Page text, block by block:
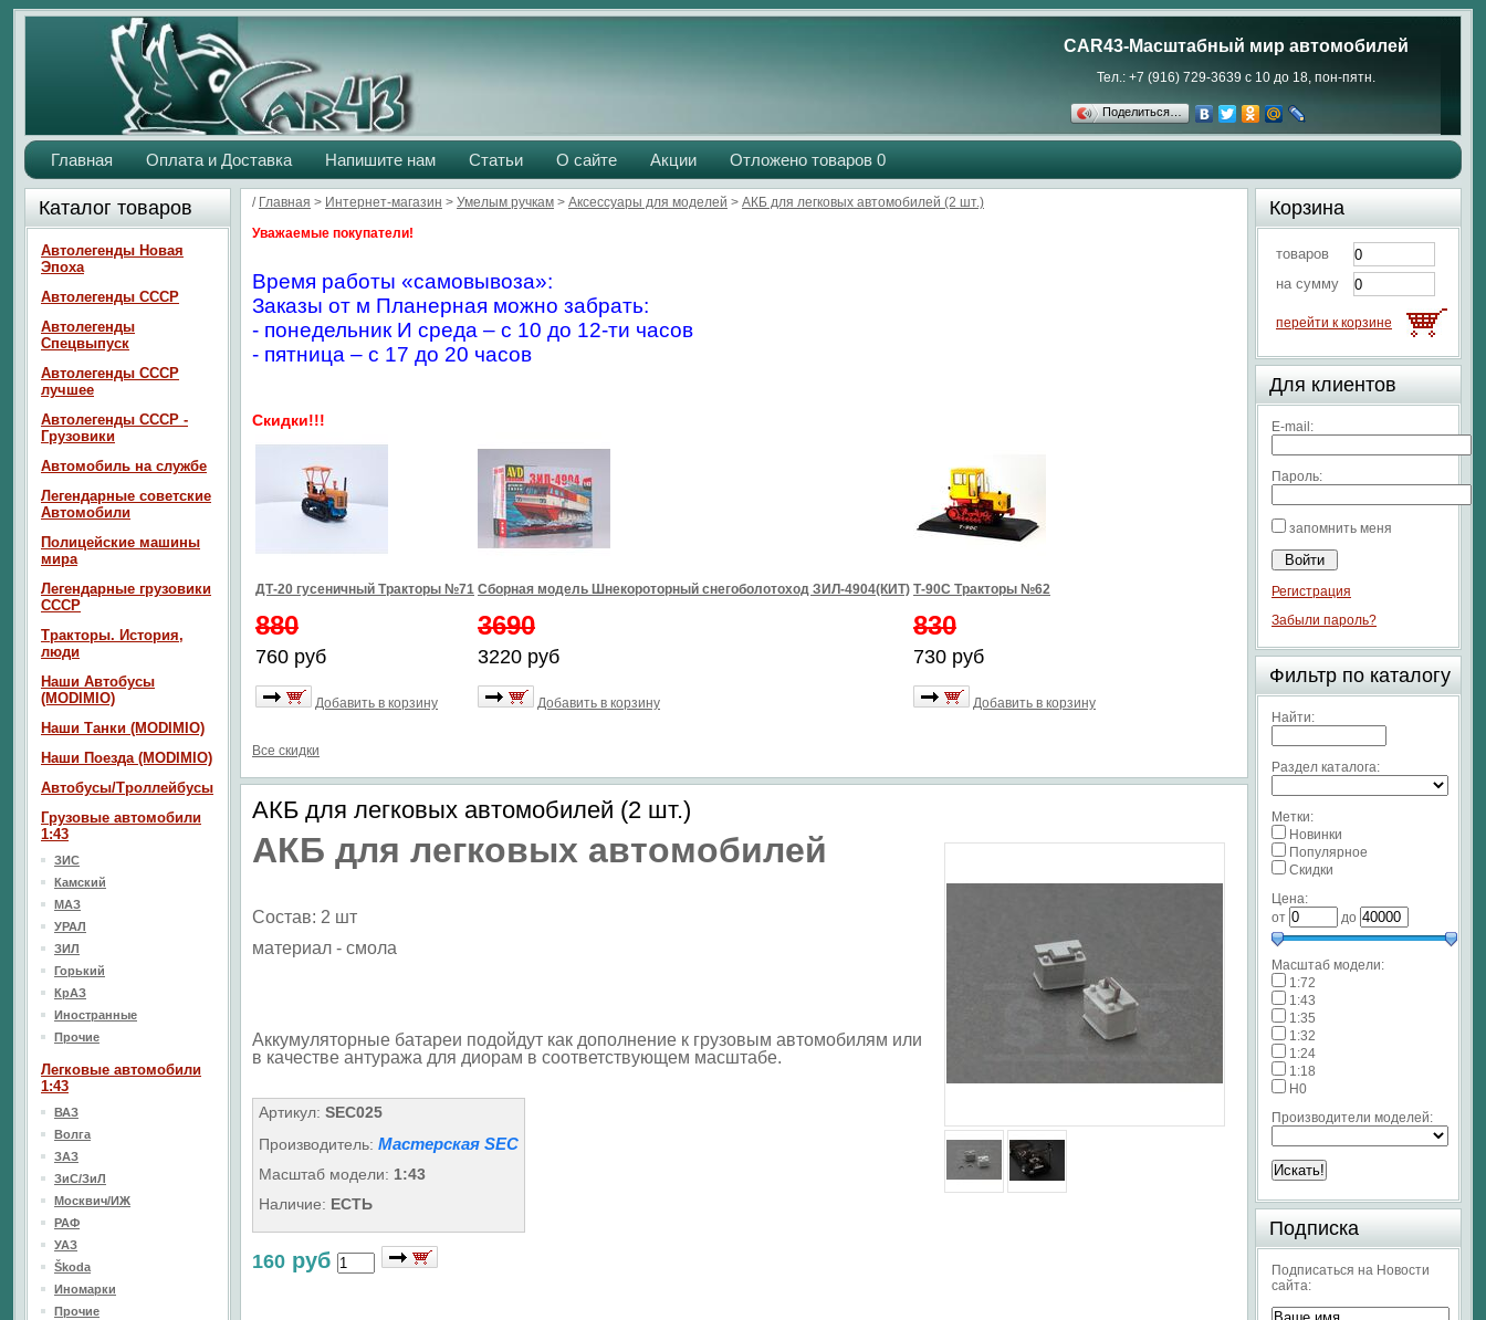
CAR43-Масштабный мир автомобилей
Тел.: +7 (916) 729-3639 с 10 до 18, пон-пятн.
Поделиться…
Главная Оплата и Доставка Напишите нам Статьи О сайте Акции Отложено товаров 0
/ Главная > Интернет-магазин > Умелым ручкам > Аксессуары для моделей > АКБ для легковых автомобилей (2 шт.)
Уважаемые покупатели!
Время работы «самовывоза»:
Заказы от м Планерная можно забрать:
- понедельник И среда – с 10 до 12-ти часов
- пятница – с 17 до 20 часов
Скидки!!!
ДТ-20 гусеничный Тракторы №71
880
760 руб
Добавить в корзину
Сборная модель Шнекороторный снегоболотоход ЗИЛ-4904(КИТ)
3690
3220 руб
Добавить в корзину
Т-90С Тракторы №62
830
730 руб
Добавить в корзину
Все скидки
АКБ для легковых автомобилей (2 шт.)
АКБ для легковых автомобилей
Состав: 2 шт
материал - смола
Аккумуляторные батареи подойдут как дополнение к грузовым автомобилям или
в качестве антуража для диорам в соответствующем масштабе.
Артикул: SEC025
Производитель: Мастерская SEC
Масштаб модели: 1:43
Наличие: ЕСТЬ
160 руб
Каталог товаров
Автолегенды Новая
Эпоха
Автолегенды СССР
Автолегенды
Спецвыпуск
Автолегенды СССР
лучшее
Автолегенды СССР -
Грузовики
Автомобиль на службе
Легендарные советские
Автомобили
Полицейские машины
мира
Легендарные грузовики
СССР
Тракторы. История,
люди
Наши Автобусы
(MODIMIO)
Наши Танки (MODIMIO)
Наши Поезда (MODIMIO)
Автобусы/Троллейбусы
Грузовые автомобили
1:43
ЗИС
Камский
МАЗ
УРАЛ
ЗИЛ
Горький
КрАЗ
Иностранные
Прочие
Легковые автомобили
1:43
ВАЗ
Волга
ЗАЗ
ЗиС/ЗиЛ
Москвич/ИЖ
РАФ
УАЗ
Škoda
Иномарки
Прочие
Корзина
товаров
на сумму
перейти к корзине
Для клиентов
E-mail:
Пароль:
запомнить меня
Регистрация
Забыли пароль?
Фильтр по каталогу
Найти:
Раздел каталога:
Метки:
Новинки
Популярное
Скидки
Цена:
от
до
Масштаб модели:
1:72
1:43
1:35
1:32
1:24
1:18
H0
Производители моделей:
Подписка
Подписаться на Новости
сайта: